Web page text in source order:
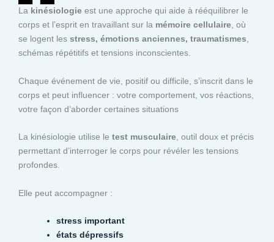
La kinésiologie est une approche qui aide à rééquilibrer le
corps et l’esprit en travaillant sur la mémoire cellulaire, où
se logent les stress, émotions anciennes, traumatismes,
schémas répétitifs et tensions inconscientes.
Chaque événement de vie, positif ou difficile, s’inscrit dans le
corps et peut influencer : votre comportement, vos réactions,
votre façon d’aborder certaines situations
La kinésiologie utilise le test musculaire, outil doux et précis
permettant d’interroger le corps pour révéler les tensions
profondes.
Elle peut accompagner :
stress important
états dépressifs